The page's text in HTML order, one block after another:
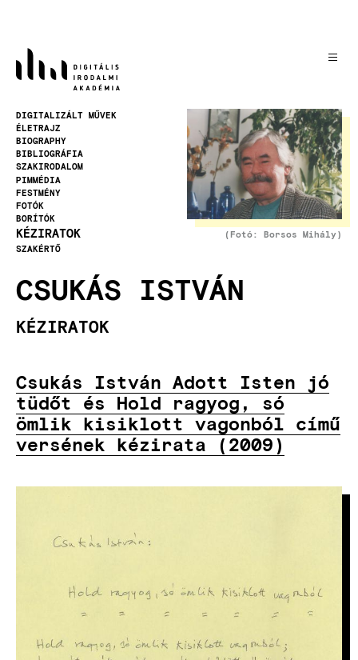
Kép
(Fotó: Borsos Mihály)
DIGITALIZÁLT MŰVEK
ÉLETRAJZ
BIOGRAPHY
BIBLIOGRÁFIA
SZAKIRODALOM
PIMMÉDIA
FESTMÉNY
FOTÓK
BORÍTÓK
KÉZIRATOK
SZAKÉRTŐ
CSUKÁS ISTVÁN
KÉZIRATOK
Csukás István Adott Isten jó
tüdőt és Hold ragyog, só
ömlik kisiklott vagonból című
versének kézirata (2009)